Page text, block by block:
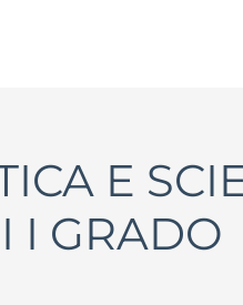
E
I GRADO